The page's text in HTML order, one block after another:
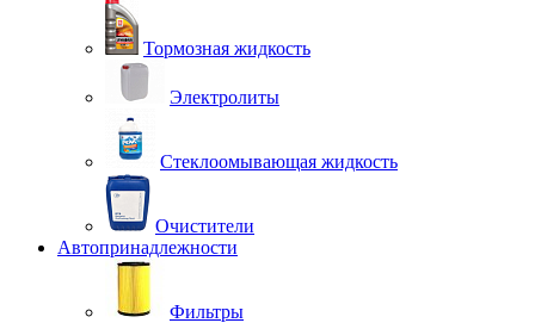
Тормозная жидкость
Электролиты
Стеклоомывающая жидкость
Очистители
Автопринадлежности
Фильтры